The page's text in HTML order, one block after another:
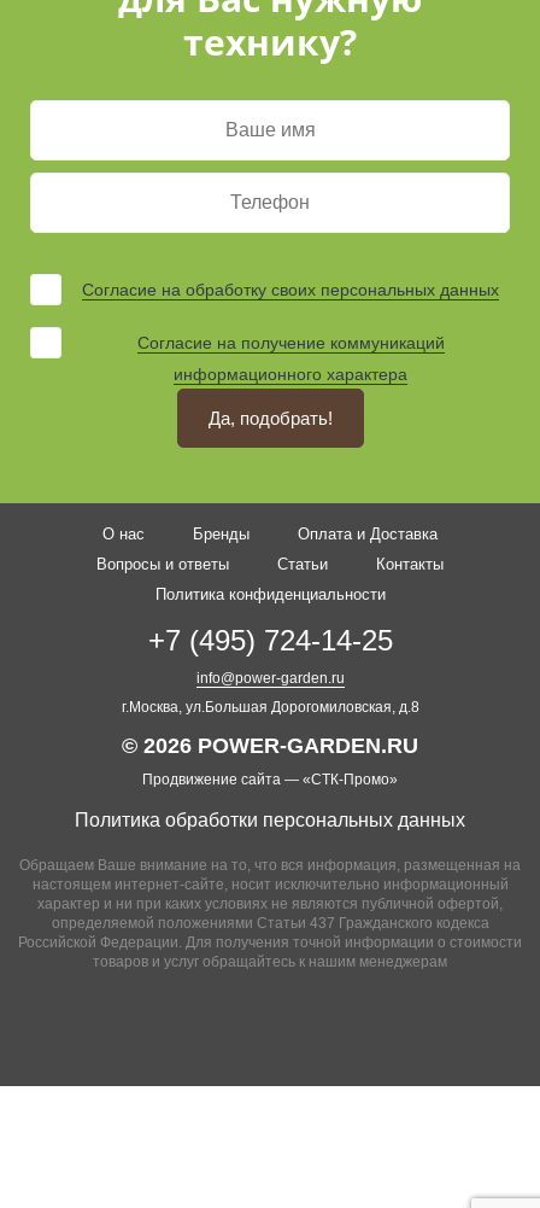
технику?
Согласие на обработку своих персональных данных
Согласие на получение коммуникаций
информационного характера
Да, подобрать!
О нас Бренды
Оплата и Доставка
Вопросы и ответы
Статьи
Контакты
Политика конфиденциальности
+7 (495) 724-14-25
info@power-garden.ru
г.Москва, ул.Большая Дорогомиловская, д.8
Обращаем Ваше внимание на то, что вся информация, размещенная на
настоящем интернет-сайте, носит исключительно информационный
характер и ни при каких условиях не являются публичной офертой,
определяемой положениями Статьи 437 Гражданского кодекса
Российской Федерации. Для получения точной информации о стоимости
товаров и услуг обращайтесь к нашим менеджерам
© 2026 POWER-GARDEN.RU
Продвижение сайта — «СТК-Промо»
Политика обработки персональных данных